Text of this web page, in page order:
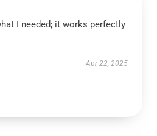
I needed; it works perfectly
Apr 22, 2025